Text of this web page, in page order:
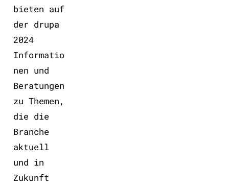
bieten auf
der drupa
2024
Informatio
nen und
Beratungen
zu Themen,
die die
Branche
aktuell
und in
Zukunft